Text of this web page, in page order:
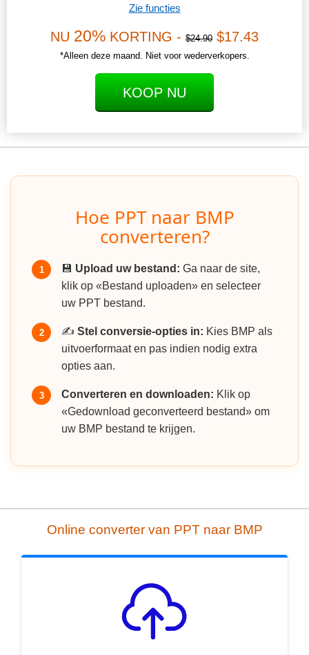
Zie functies
NU 20% KORTING - $24.90 $17.43
*Alleen deze maand. Niet voor wederverkopers.
KOOP NU
Hoe PPT naar BMP
converteren?
1 💾 Upload uw bestand: Ga naar de site,
klik op «Bestand uploaden» en selecteer
uw PPT bestand.
2 ✍️ Stel conversie-opties in: Kies BMP als
uitvoerformaat en pas indien nodig extra
opties aan.
3 Converteren en downloaden: Klik op
«Gedownload geconverteerd bestand» om
uw BMP bestand te krijgen.
Online converter van PPT naar BMP